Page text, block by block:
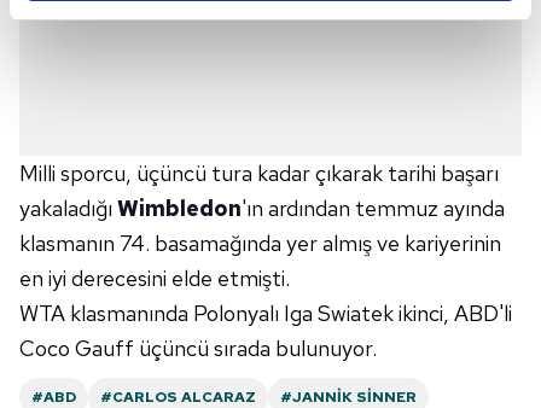
Sizlere daha iyi bir hizmet sunabilmek için İnternet
Sitemizde kendimize ve üçüncü kişilere ait çerezler
kullanılmaktadır. Bu çerezler vasıtasıyla çeşitli kişisel
verileriniz işlenmekte olup gerekli olan çerezler bilgi
toplumu hizmetlerinin sunulması amacıyla
kullanılmaktadır. Diğer çerezler, sitemizin daha işlevsel
kılınması ve kişiselleştirilmesi ve sizlere yönelik
Milli sporcu, üçüncü tura kadar çıkarak tarihi başarı
yakaladığı Wimbledon'ın ardından temmuz ayında
klasmanın 74. basamağında yer almış ve kariyerinin
en iyi derecesini elde etmişti.
WTA klasmanında Polonyalı Iga Swiatek ikinci, ABD'li
Coco Gauff üçüncü sırada bulunuyor.
#ABD #CARLOS ALCARAZ
#JANNIK SINNER